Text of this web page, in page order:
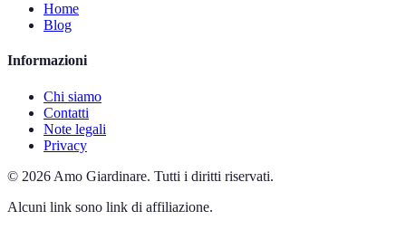
Home
Blog
Informazioni
Chi siamo
Contatti
Note legali
Privacy
© 2026 Amo Giardinare. Tutti i diritti riservati.
Alcuni link sono link di affiliazione.